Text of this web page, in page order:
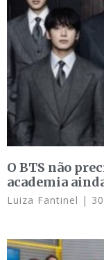
O BTS não
academia
Luiza Fantinel